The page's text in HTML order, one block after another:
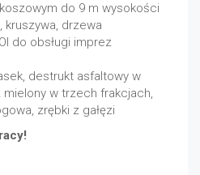
do 9 m wysokości
kruszywa, drzewa
do obsługi imprez
destrukt asfaltowy w
w trzech frakcjach,
zrębki z gałęzi